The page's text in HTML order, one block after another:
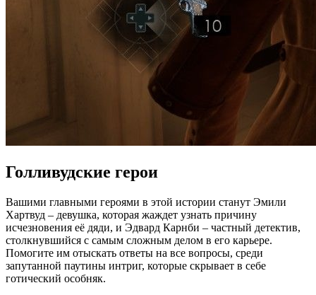
Голливудские герои
Вашими главными героями в этой истории станут Эмили
Хартвуд – девушка, которая жаждет узнать причину
исчезновения её дяди, и Эдвард Карнби – частный детектив,
столкнувшийся с самым сложным делом в его карьере.
Помогите им отыскать ответы на все вопросы, среди
запутанной паутины интриг, которые скрывает в себе
готический особняк.